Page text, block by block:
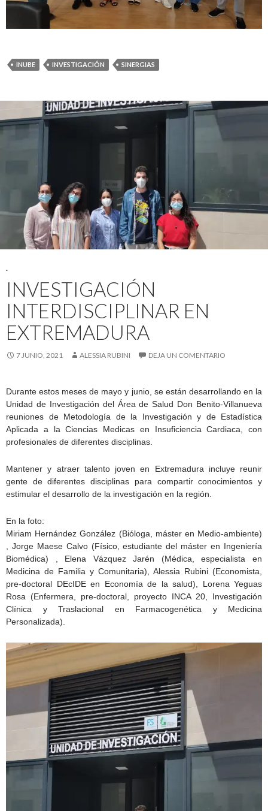
INUBE INVESTIGACIÓN SINERGIAS
.
INVESTIGACIÓN
INTERDISCIPLINAR EN
EXTREMADURA
7 JUNIO, 2021 ALESSIA RUBINI DEJA UN COMENTARIO
Durante estos meses de mayo y junio, se están desarrollando en la
Unidad de Investigación del Área de Salud Don Benito-Villanueva
reuniones de Metodología de la Investigación y de Estadística
Aplicada a la Ciencias Medicas en Insuficiencia Cardiaca, con
profesionales de diferentes disciplinas.
Mantener y atraer talento joven en Extremadura incluye reunir
gente de diferentes disciplinas para compartir conocimientos y
estimular el desarrollo de la investigación en la región.
En la foto:
Miriam Hernández González (Bióloga, máster en Medio-ambiente)
, Jorge Maese Calvo (Físico, estudiante del máster en Ingeniería
Biomédica) , Elena Vázquez Jarén (Médica, especialista en
Medicina de Familia y Comunitaria), Alessia Rubini (Economista,
pre-doctoral DEcIDE en Economía de la salud), Lorena Yeguas
Rosa (Enfermera, pre-doctoral, proyecto INCA 20, Investigación
Clínica y Traslacional en Farmacogenética y Medicina
Personalizada).